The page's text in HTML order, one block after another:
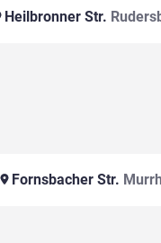
Heilbronner Str.
Fornsbacher Str.